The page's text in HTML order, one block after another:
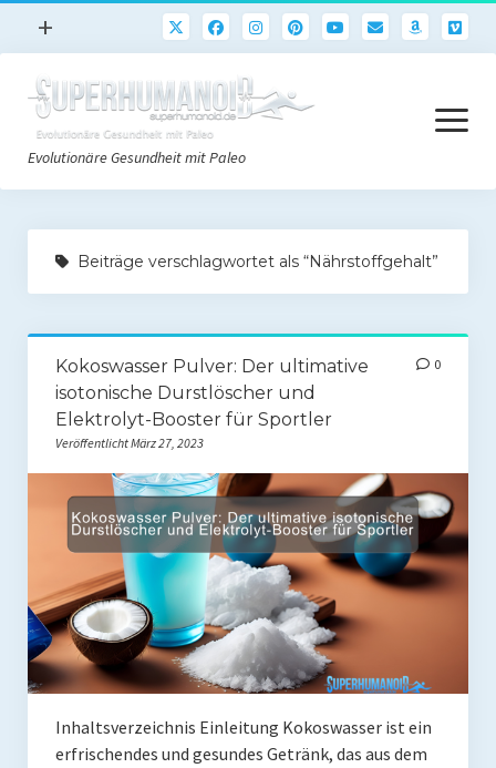
Menü
öffnen
+
Paleo
Rezepte
Sport
Gehirn
Freeletics
Podcast
English
Evolutionäre Gesundheit mit Paleo
Menü
öffnen
Paleo Start
Paleo Grundlagen 2.0
Einkaufsliste
Paleo-Einkaufsliste.de
Coaching
Shop
Paleo Ziel
Abnehmen mit Paleo
Zunehmen mit Paleo
Paleo Gehirn-Pflege
Beiträge verschlagwortet als “Nährstoffgehalt”
Kokoswasser Pulver: Der ultimative
isotonische Durstlöscher und
Elektrolyt-Booster für Sportler
Veröffentlicht März 27, 2023
0
Inhaltsverzeichnis Einleitung Kokoswasser ist ein
erfrischendes und gesundes Getränk, das aus dem